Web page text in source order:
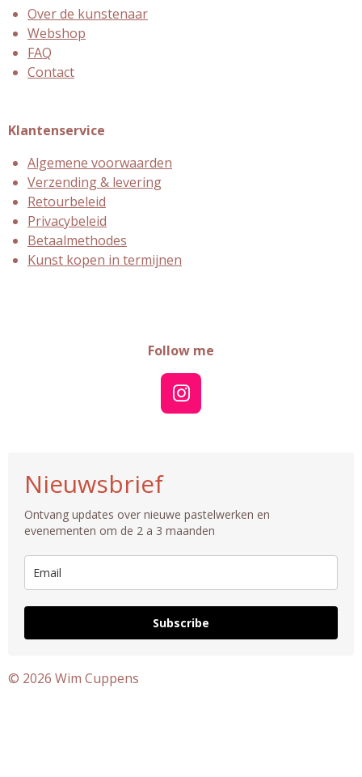
Over de kunstenaar
Webshop
FAQ
Contact
Klantenservice
Algemene voorwaarden
Verzending & levering
Retourbeleid
Privacybeleid
Betaalmethodes
Kunst kopen in termijnen
Follow me
I
n
r
a
m
Nieuwsbrief
Ontvang updates over nieuwe pastelwerken en
evenementen om de 2 a 3 maanden
Subscribe
© 2026 Wim Cuppens